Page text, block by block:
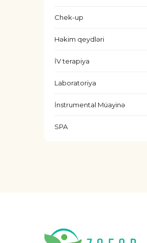
Chek-up
Həkim qeydləri
İV terapiya
Laboratoriya
İnstrumental Müayinə
SPA